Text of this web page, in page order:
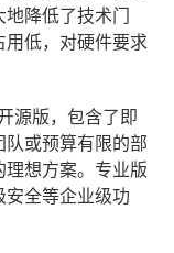
降低了技术门
低，对硬件要求
源版，包含了即
队或预算有限的部
理想方案。专业版
安全等企业级功